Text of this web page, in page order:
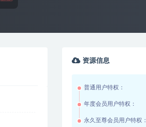
资源信息
普通用户特权：
年度会员用户特权：
永久至尊会员用户特权：